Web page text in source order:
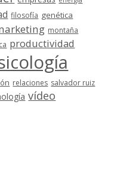
filosofía genética
montaña
productividad
relaciones salvador ruiz
vídeo